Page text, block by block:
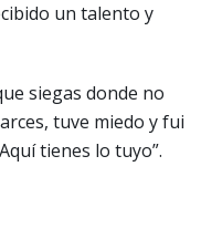
un talento y
siegas donde no
tuve miedo y fui
tienes lo tuyo”.